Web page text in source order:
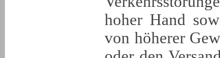
hoher Hand
von höherer